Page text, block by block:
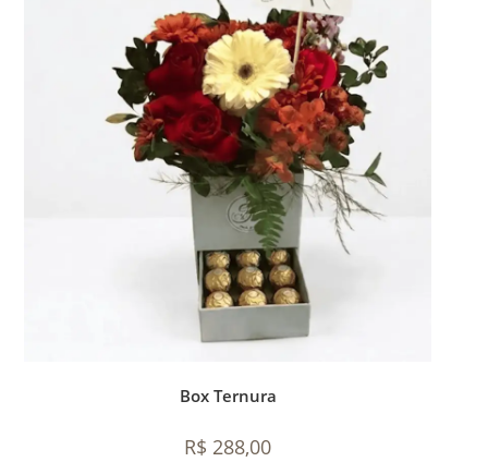
Box Ternura
R$ 288,00